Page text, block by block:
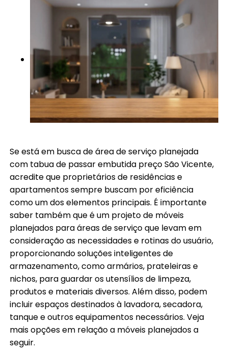
Se está em busca de área de serviço planejada
com tabua de passar embutida preço São Vicente,
acredite que proprietários de residências e
apartamentos sempre buscam por eficiência
como um dos elementos principais. É importante
saber também que é um projeto de móveis
planejados para áreas de serviço que levam em
consideração as necessidades e rotinas do usuário,
proporcionando soluções inteligentes de
armazenamento, como armários, prateleiras e
nichos, para guardar os utensílios de limpeza,
produtos e materiais diversos. Além disso, podem
incluir espaços destinados à lavadora, secadora,
tanque e outros equipamentos necessários. Veja
mais opções em relação a móveis planejados a
seguir.